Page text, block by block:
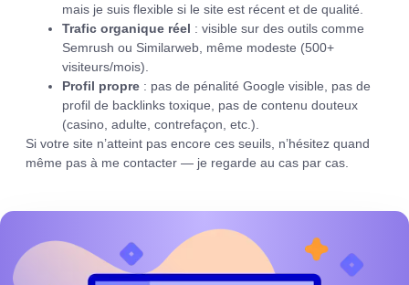
mais je suis flexible si le site est récent et de qualité.
Trafic organique réel : visible sur des outils comme
Semrush ou Similarweb, même modeste (500+
visiteurs/mois).
Profil propre : pas de pénalité Google visible, pas de
profil de backlinks toxique, pas de contenu douteux
(casino, adulte, contrefaçon, etc.).
Si votre site n’atteint pas encore ces seuils, n’hésitez quand
même pas à me contacter — je regarde au cas par cas.